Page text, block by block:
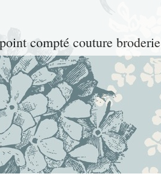
compté couture broderie